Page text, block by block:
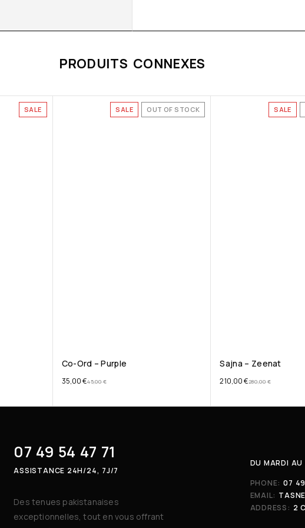
PRODUITS CONNEXES
SALE SALE OUT OF STOCK
Co-Ord – Purple
45,00€
35,00€
SALE
Sajna – Zeenat
280,00€
210,00€
07 49 54 47 71
ASSISTANCE 24H/24, 7J/7
Des tenues pakistanaises
exceptionnelles, tout en vous offrant
DU MARDI AU
PHONE: 07
EMAIL:
ADDRESS: 2